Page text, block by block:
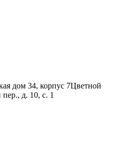
дом 34, корпус 7Цветной
д. 10, с. 1